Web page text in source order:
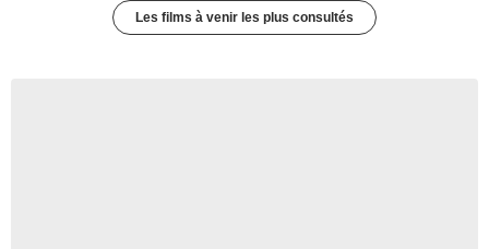
Les films à venir les plus consultés